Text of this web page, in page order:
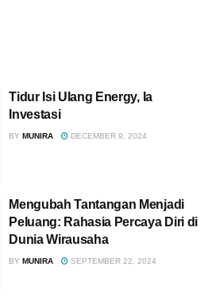
Tidur Isi Ulang Energy, Ia
Investasi
BY MUNIRA DECEMBER 9, 2024
Mengubah Tantangan Menjadi
Peluang: Rahasia Percaya Diri di
Dunia Wirausaha
BY MUNIRA SEPTEMBER 22, 2024